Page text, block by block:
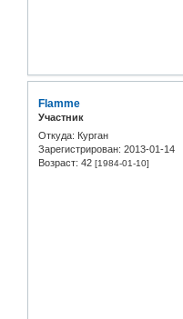
Flamme
Участник
Откуда: Курган
Зарегистрирован: 2013-01-14
Возраст: 42 [1984-01-10]